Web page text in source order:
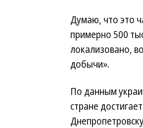
Думаю, что это
примерно 500
локализовано,
добычи».
По данным
стране